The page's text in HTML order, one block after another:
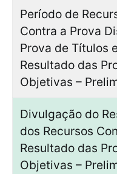
Período de
Contra a Prova
Prova de Títulos
Resultado das
Objetivas –
Divulgação do
dos Recursos
Resultado das
Objetivas –